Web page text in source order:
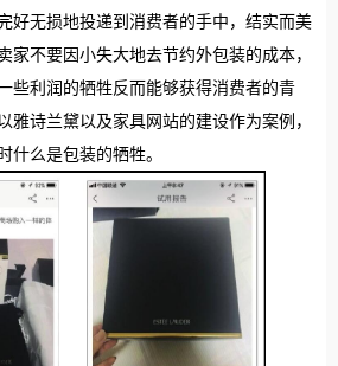
好无损地投递到消费者的手中，结实而美
家不要因小失大地去节约外包装的成本，
些利润的牺牲反而能够获得消费者的青
雅诗兰黛以及家具网站的建设作为案例，
什么是包装的牺牲。